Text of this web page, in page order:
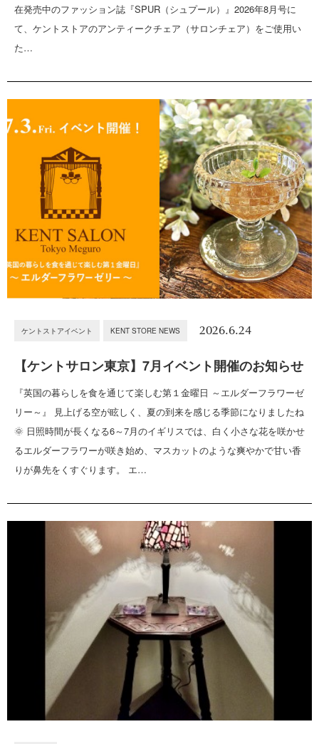
在発売中のファッション誌『SPUR（シュプール）』2026年8月号に
て、ケントストアのアンティークチェア（サロンチェア）をご使用い
た…
ケントストアイベント KENT STORE NEWS 2026.6.24
【ケントサロン東京】7月イベント開催のお知らせ
『英国の暮らしを食を通じて楽しむ第１金曜日 ～エルダーフラワーゼ
リー～』 見上げる空が眩しく、夏の到来を感じる季節になりましたね
🌞 日照時間が長くなる6～7月のイギリスでは、白く小さな花を咲かせ
るエルダーフラワーが咲き始め、マスカットのような爽やかで甘い香
りが鼻先をくすぐります。 エ…